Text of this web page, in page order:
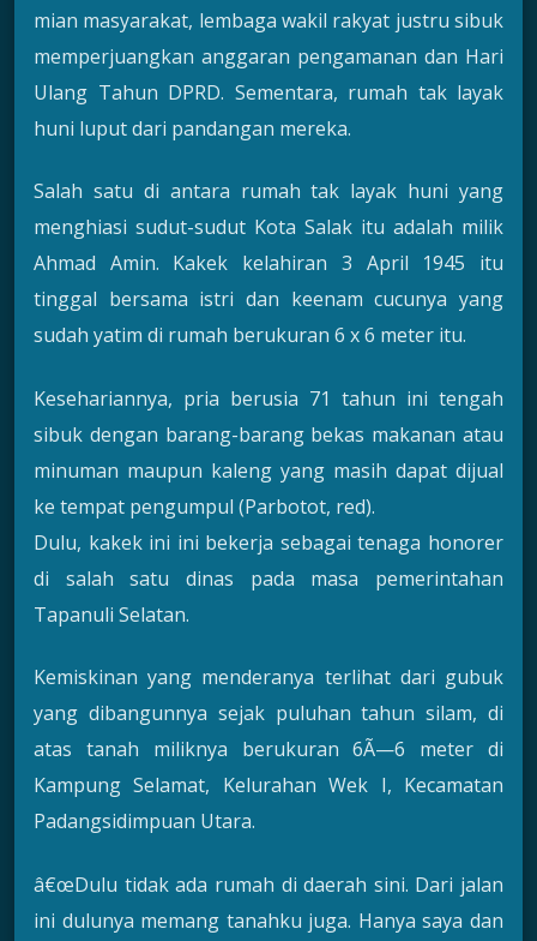
mian masyarakat, lembaga wakil rakyat justru sibuk
memperjuangkan anggaran pengamanan dan Hari
Ulang Tahun DPRD. Sementara, rumah tak layak
huni luput dari pandangan mereka.
Salah satu di antara rumah tak layak huni yang
menghiasi sudut-sudut Kota Salak itu adalah milik
Ahmad Amin. Kakek kelahiran 3 April 1945 itu
tinggal bersama istri dan keenam cucunya yang
sudah yatim di rumah berukuran 6 x 6 meter itu.
Kesehariannya, pria berusia 71 tahun ini tengah
sibuk dengan barang-barang bekas makanan atau
minuman maupun kaleng yang masih dapat dijual
ke tempat pengumpul (Parbotot, red).
Dulu, kakek ini ini bekerja sebagai tenaga honorer
di salah satu dinas pada masa pemerintahan
Tapanuli Selatan.
Kemiskinan yang menderanya terlihat dari gubuk
yang dibangunnya sejak puluhan tahun silam, di
atas tanah miliknya berukuran 6Ã—6 meter di
Kampung Selamat, Kelurahan Wek I, Kecamatan
Padangsidimpuan Utara.
â€œDulu tidak ada rumah di daerah sini. Dari jalan
ini dulunya memang tanahku juga. Hanya saya dan